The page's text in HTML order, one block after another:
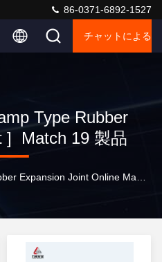
86-0371-6892-1527
チャットによる
Type Rubber
] Match 19 製品